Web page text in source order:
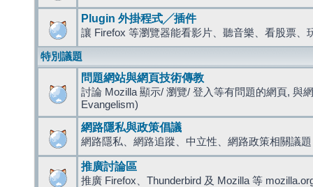
Plugin 外掛程式╱插件
讓 Firefox 等瀏覽器能看影片、聽音樂、看股票、
特別議題
問題網站與網頁技術傳教
討論 Mozilla 顯示/ 瀏覽/ 登入等有問題的網頁, 與
Evangelism)
網路隱私與政策倡議
網路隱私、網路追蹤、中立性、網路政策相關議題
推廣討論區
推廣 Firefox、Thunderbird 及 Mozilla 等